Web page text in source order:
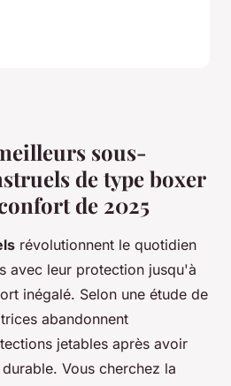
sous-
de type boxer
de 2025
révolutionnent le quotidien
avec leur protection jusqu'à
inégalé. Selon une étude de
abandonnent
jetables après avoir
Vous cherchez la